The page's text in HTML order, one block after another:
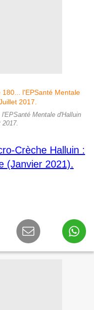
Mentale d'Halluin
2017.
Crèche Halluin :
(Janvier 2021).